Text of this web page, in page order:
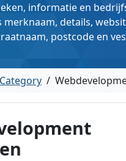
informatie en
merknaam, details,
postcode en
Category /